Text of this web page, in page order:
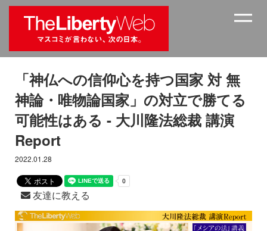
「神仏への信仰心を持つ国家 対 無
神論・唯物論国家」の対立で勝てる
可能性はある - 大川隆法総裁 講演
Report
2022.01.28
友達に教える